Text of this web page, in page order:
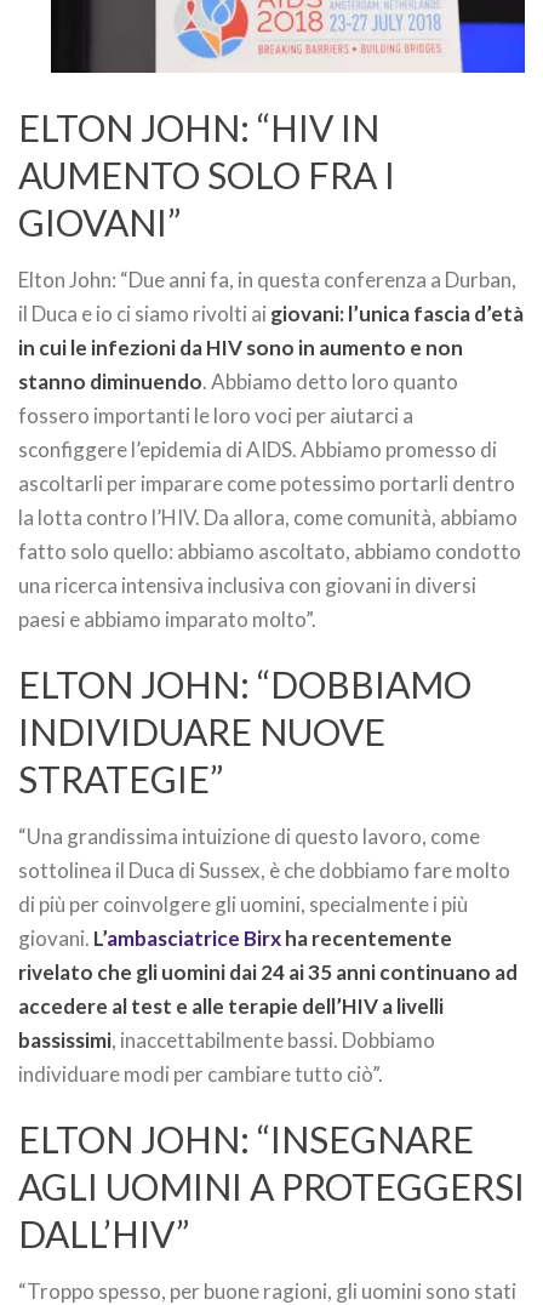
ELTON JOHN: “HIV IN
AUMENTO SOLO FRA I
GIOVANI”
Elton John: “Due anni fa, in questa conferenza a Durban,
il Duca e io ci siamo rivolti ai giovani: l’unica fascia d’età
in cui le infezioni da HIV sono in aumento e non
stanno diminuendo. Abbiamo detto loro quanto
fossero importanti le loro voci per aiutarci a
sconfiggere l’epidemia di AIDS. Abbiamo promesso di
ascoltarli per imparare come potessimo portarli dentro
la lotta contro l’HIV. Da allora, come comunità, abbiamo
fatto solo quello: abbiamo ascoltato, abbiamo condotto
una ricerca intensiva inclusiva con giovani in diversi
paesi e abbiamo imparato molto”.
ELTON JOHN: “DOBBIAMO
INDIVIDUARE NUOVE
STRATEGIE”
“Una grandissima intuizione di questo lavoro, come
sottolinea il Duca di Sussex, è che dobbiamo fare molto
di più per coinvolgere gli uomini, specialmente i più
giovani. L’ambasciatrice Birxha recentemente
rivelato che gli uomini dai 24 ai 35 anni continuano ad
accedere al test e alle terapie dell’HIV a livelli
bassissimi, inaccettabilmente bassi. Dobbiamo
individuare modi per cambiare tutto ciò”.
ELTON JOHN: “INSEGNARE
AGLI UOMINI A PROTEGGERSI
DALL’HIV”
“Troppo spesso, per buone ragioni, gli uomini sono stati